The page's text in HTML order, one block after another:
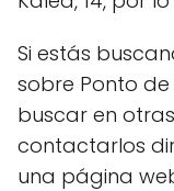
Si estás
sobre Ponto
buscar en
contactarlos
una página